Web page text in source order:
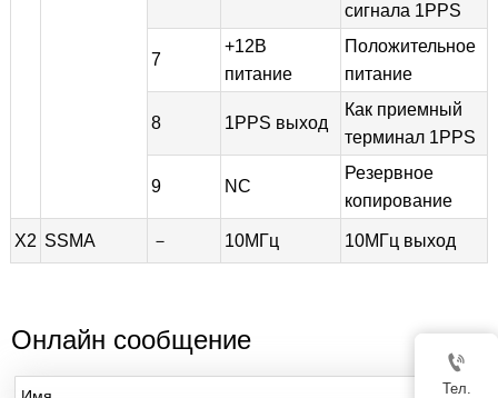
сигнала 1PPS
7
+12В
питание
Положительное
питание
8 1PPS выход
Как приемный
терминал 1PPS
9 NC
Резервное
копирование
X2 SSMA － 10МГц 10МГц выход
Онлайн сообщение

Тел.